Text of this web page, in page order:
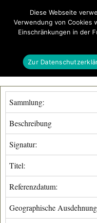
GeoGREIF
Sammlung:
Beschreibung
Signatur:
Titel:
Referenzdatum:
Geographische
Diese Webseite
Verwendung von Cookies
Einschränkungen in der
Zur